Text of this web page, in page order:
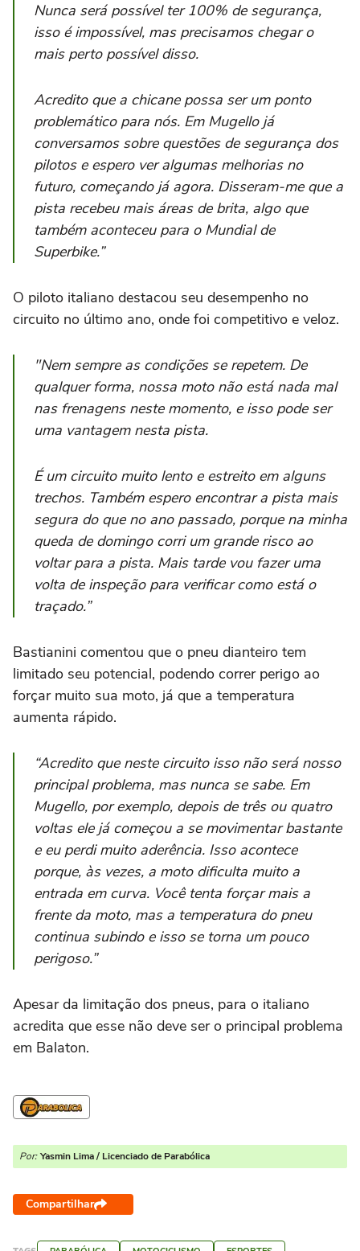
Nunca será possível ter 100% de segurança,
isso é impossível, mas precisamos chegar o
mais perto possível disso.
Acredito que a chicane possa ser um ponto
problemático para nós. Em Mugello já
conversamos sobre questões de segurança dos
pilotos e espero ver algumas melhorias no
futuro, começando já agora. Disseram-me que a
pista recebeu mais áreas de brita, algo que
também aconteceu para o Mundial de
Superbike.”
O piloto italiano destacou seu desempenho no
circuito no último ano, onde foi competitivo e veloz.
"Nem sempre as condições se repetem. De
qualquer forma, nossa moto não está nada mal
nas frenagens neste momento, e isso pode ser
uma vantagem nesta pista.
É um circuito muito lento e estreito em alguns
trechos. Também espero encontrar a pista mais
segura do que no ano passado, porque na minha
queda de domingo corri um grande risco ao
voltar para a pista. Mais tarde vou fazer uma
volta de inspeção para verificar como está o
traçado.”
Bastianini comentou que o pneu dianteiro tem
limitado seu potencial, podendo correr perigo ao
forçar muito sua moto, já que a temperatura
aumenta rápido.
“Acredito que neste circuito isso não será nosso
principal problema, mas nunca se sabe. Em
Mugello, por exemplo, depois de três ou quatro
voltas ele já começou a se movimentar bastante
e eu perdi muito aderência. Isso acontece
porque, às vezes, a moto dificulta muito a
entrada em curva. Você tenta forçar mais a
frente da moto, mas a temperatura do pneu
continua subindo e isso se torna um pouco
perigoso.”
Apesar da limitação dos pneus, para o italiano
acredita que esse não deve ser o principal problema
em Balaton.
Por: Yasmin Lima / Licenciado de Parabólica
Compartilhar